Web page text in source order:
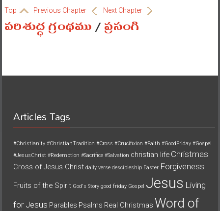
Top Previous Chapter Next Chapter
పరిశుద్ధ గ్రంథము/ప్రసంగి
Articles Tags
#Christianity #ChristianTradition #Cross #Crucifixion #Faith #GoodFriday #Gospel
#JesusChrist #Redemption #Sacrifice #Salvation christian life Christmas
Cross of Jesus Christ daily verse descipleship Easter Forgiveness
Fruits of the Spirit God's Story good friday Gospel Jesus Living
for Jesus Parables Psalms Real Christmas Word of